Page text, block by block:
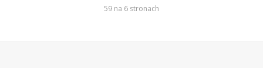
59 na 6 stronach